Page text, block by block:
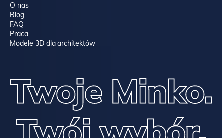
O nas
Blog
FAQ
Praca
Modele 3D dla architektów